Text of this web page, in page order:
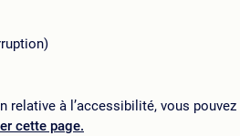
à l’accessibilité, vous pouvez
cette page.